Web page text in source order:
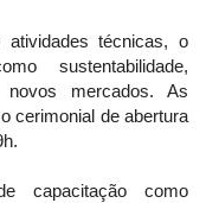
técnicas, o
sustentabilidade,
novos mercados. As
cerimonial de abertura
capacitação como